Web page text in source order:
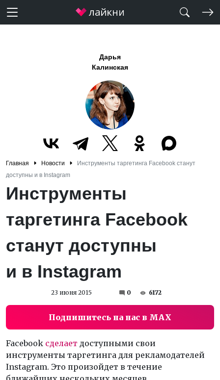
Дарья
Калинская
Главная Новости
Инструменты таргетинга Facebook станут
доступны и в Instagram
Инструменты
таргетинга Facebook
станут доступны
и в Instagram
23 июня 2015 0 6172
Подпишитесь на нас в MAX
Facebook сделает доступными свои
инструменты таргетинга для рекламодателей
Instagram. Это произойдет в течение